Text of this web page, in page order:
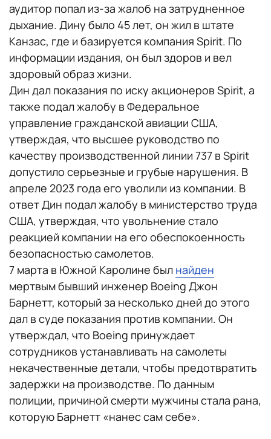
аудитор попал из-за жалоб на затрудненное
дыхание. Дину было 45 лет, он жил в штате
Канзас, где и базируется компания Spirit. По
информации издания, он был здоров и вел
здоровый образ жизни.
Дин дал показания по иску акционеров Spirit, а
также подал жалобу в Федеральное
управление гражданской авиации США,
утверждая, что высшее руководство по
качеству производственной линии 737 в Spirit
допустило серьезные и грубые нарушения. В
апреле 2023 года его уволили из компании. В
ответ Дин подал жалобу в министерство труда
США, утверждая, что увольнение стало
реакцией компании на его обеспокоенность
безопасностью самолетов.
7 марта в Южной Каролине был найден
мертвым бывший инженер Boeing Джон
Барнетт, который за несколько дней до этого
дал в суде показания против компании. Он
утверждал, что Boeing принуждает
сотрудников устанавливать на самолеты
некачественные детали, чтобы предотвратить
задержки на производстве. По данным
полиции, причиной смерти мужчины стала рана,
которую Барнетт «нанес сам себе».